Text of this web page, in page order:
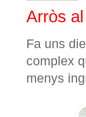
Arròs
Fa uns
complex
menys